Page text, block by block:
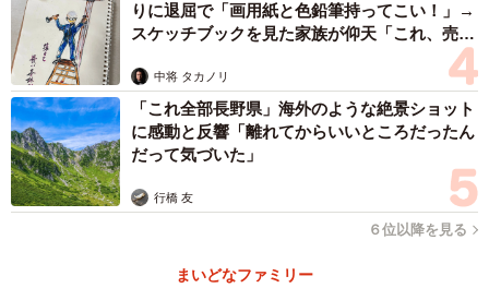
りに退屈で「画用紙と色鉛筆持ってこい！」→
スケッチブックを見た家族が仰天「これ、売れ
中将 タカノリ
「これ全部長野県」海外のような絶景ショット
に感動と反響「離れてからいいところだったん
だって気づいた」
行橋 友
６位以降を見る
まいどなファミリー